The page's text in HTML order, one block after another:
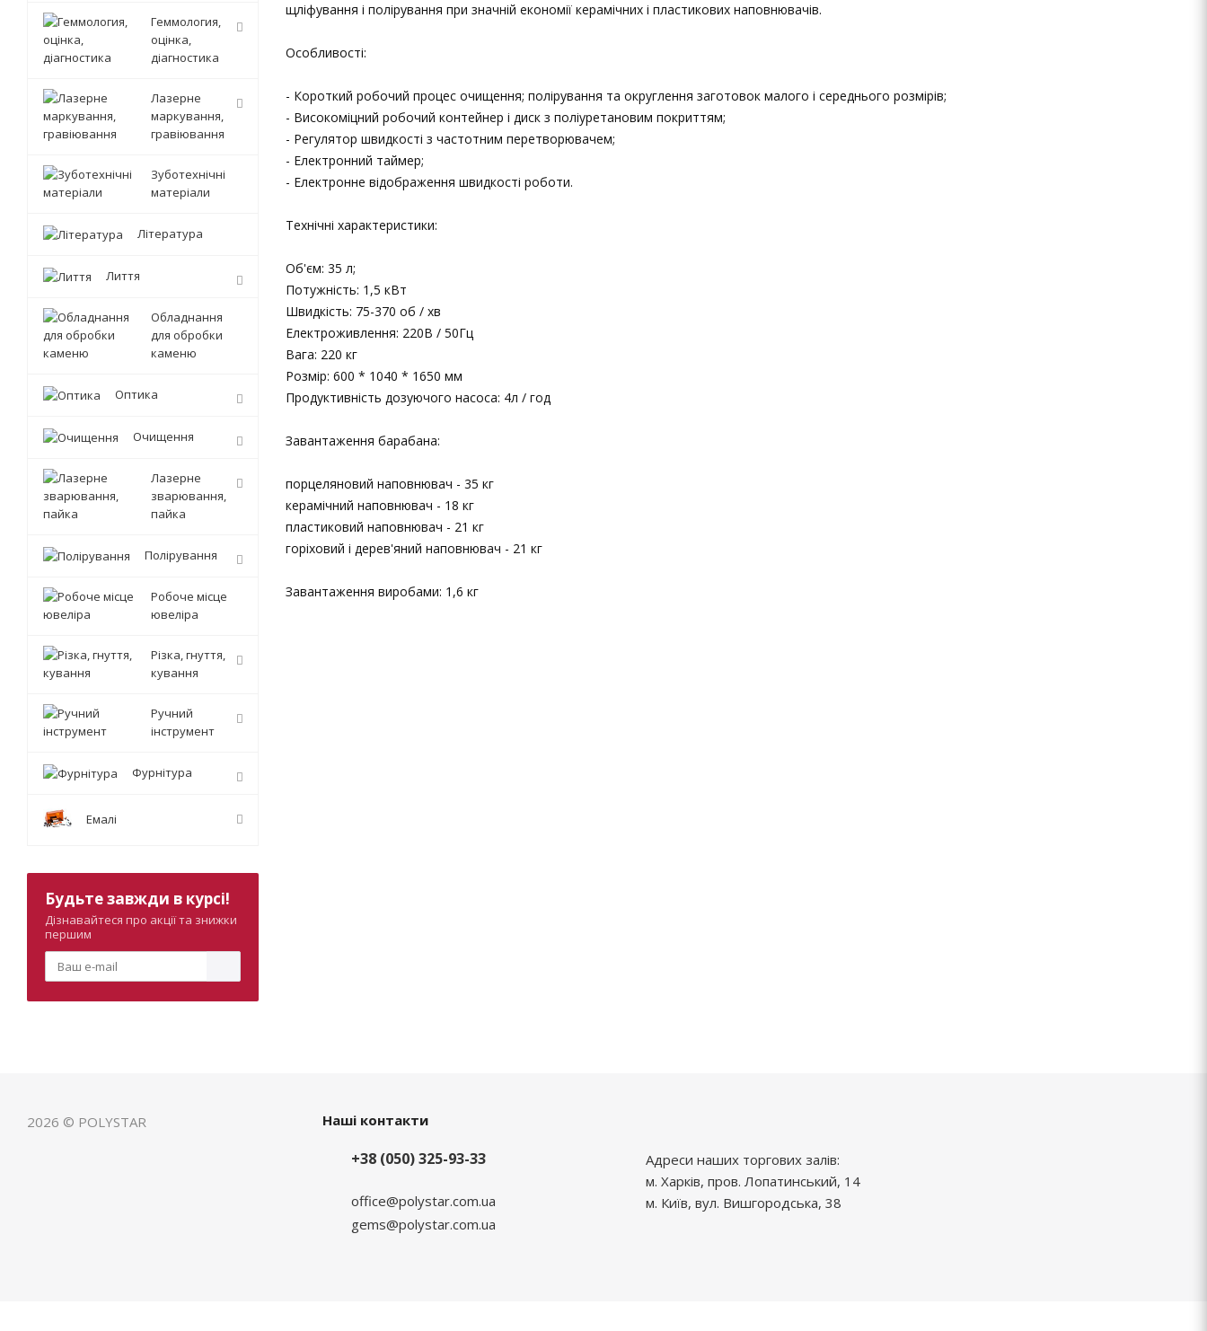
щліфування і полірування при значній економії керамічних і пластикових наповнювачів.
Особливості:
- Короткий робочий процес очищення; полірування та округлення заготовок малого і середнього розмірів;
- Високоміцний робочий контейнер і диск з поліуретановим покриттям;
- Регулятор швидкості з частотним перетворювачем;
- Електронний таймер;
- Електронне відображення швидкості роботи.
Технічні характеристики:
Об'єм: 35 л;
Потужність: 1,5 кВт
Швидкість: 75-370 об / хв
Електроживлення: 220В / 50Гц
Вага: 220 кг
Розмір: 600 * 1040 * 1650 мм
Продуктивність дозуючого насоса: 4л / год
Завантаження барабана:
порцеляновий наповнювач - 35 кг
керамічний наповнювач - 18 кг
пластиковий наповнювач - 21 кг
горіховий і дерев'яний наповнювач - 21 кг
Завантаження виробами: 1,6 кг
Геммология,
оцінка,
діагностика
Лазерне
маркування,
гравіювання
Зуботехнічні
матеріали
Література
Лиття
Обладнання
для обробки
каменю
Оптика
Очищення
Лазерне
зварювання,
пайка
Полірування
Робоче місце
ювеліра
Різка, гнуття,
кування
Ручний
інструмент
Фурнітура
Емалі
Будьте завжди в курсі!
Дізнавайтеся про акції та знижки
першим
2026 © POLYSTAR Наші контакти
+38 (050) 325-93-33
office@polystar.com.ua
gems@polystar.com.ua
Адреси наших торгових залів:
м. Харків, пров. Лопатинський, 14
м. Київ, вул. Вишгородська, 38